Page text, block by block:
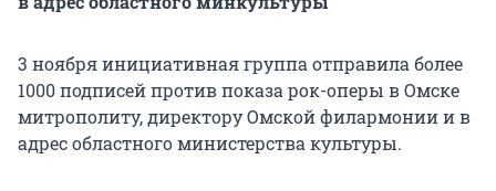
3 ноября инициативная группа отправила более
1000 подписей против показа рок-оперы в Омске
митрополиту, директору Омской филармонии и в
адрес областного министерства культуры.